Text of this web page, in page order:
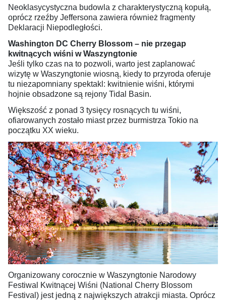
Neoklasycystyczna budowla z charakterystyczną kopułą,
oprócz rzeźby Jeffersona zawiera również fragmenty
Deklaracji Niepodległości.
Washington DC Cherry Blossom – nie przegap
kwitnących wiśni w Waszyngtonie
Jeśli tylko czas na to pozwoli, warto jest zaplanować
wizytę w Waszyngtonie wiosną, kiedy to przyroda oferuje
tu niezapomniany spektakl: kwitnienie wiśni, którymi
hojnie obsadzone są rejony Tidal Basin.
Większość z ponad 3 tysięcy rosnących tu wiśni,
ofiarowanych zostało miast przez burmistrza Tokio na
początku XX wieku.
Organizowany corocznie w Waszyngtonie Narodowy
Festiwal Kwitnącej Wiśni (National Cherry Blossom
Festival) jest jedną z największych atrakcji miasta. Oprócz